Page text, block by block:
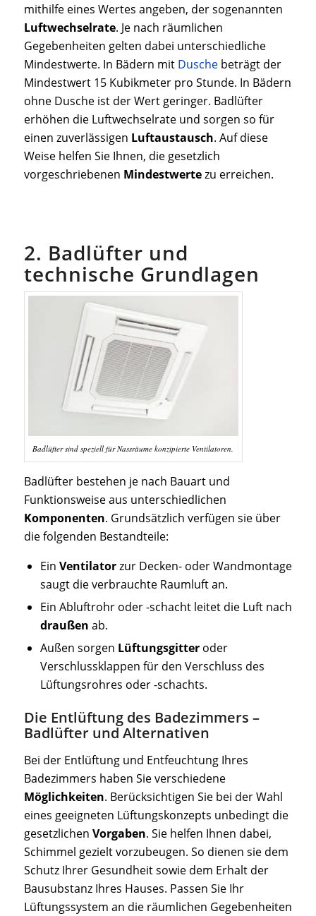
mithilfe eines Wertes angeben, der sogenannten
Luftwechselrate. Je nach räumlichen
Gegebenheiten gelten dabei unterschiedliche
Mindestwerte. In Bädern mit Duschebeträgt der
Mindestwert 15 Kubikmeter pro Stunde. In Bädern
ohne Dusche ist der Wert geringer. Badlüfter
erhöhen die Luftwechselrate und sorgen so für
einen zuverlässigen Luftaustausch. Auf diese
Weise helfen Sie Ihnen, die gesetzlich
vorgeschriebenen Mindestwertezu erreichen.
2. Badlüfter und
technische Grundlagen
Badlüfter sind speziell für Nassräume konzipierte Ventilatoren.
Badlüfter bestehen je nach Bauart und
Funktionsweise aus unterschiedlichen
Komponenten. Grundsätzlich verfügen sie über
die folgenden Bestandteile:
Ein Ventilatorzur Decken- oder Wandmontage
saugt die verbrauchte Raumluft an.
Ein Abluftrohr oder -schacht leitet die Luft nach
draußen ab.
Außen sorgen Lüftungsgitteroder
Verschlussklappen für den Verschluss des
Lüftungsrohres oder -schachts.
Die Entlüftung des Badezimmers –
Badlüfter und Alternativen
Bei der Entlüftung und Entfeuchtung Ihres
Badezimmers haben Sie verschiedene
Möglichkeiten. Berücksichtigen Sie bei der Wahl
eines geeigneten Lüftungskonzepts unbedingt die
gesetzlichen Vorgaben. Sie helfen Ihnen dabei,
Schimmel gezielt vorzubeugen. So dienen sie dem
Schutz Ihrer Gesundheit sowie dem Erhalt der
Bausubstanz Ihres Hauses. Passen Sie Ihr
Lüftungssystem an die räumlichen Gegebenheiten